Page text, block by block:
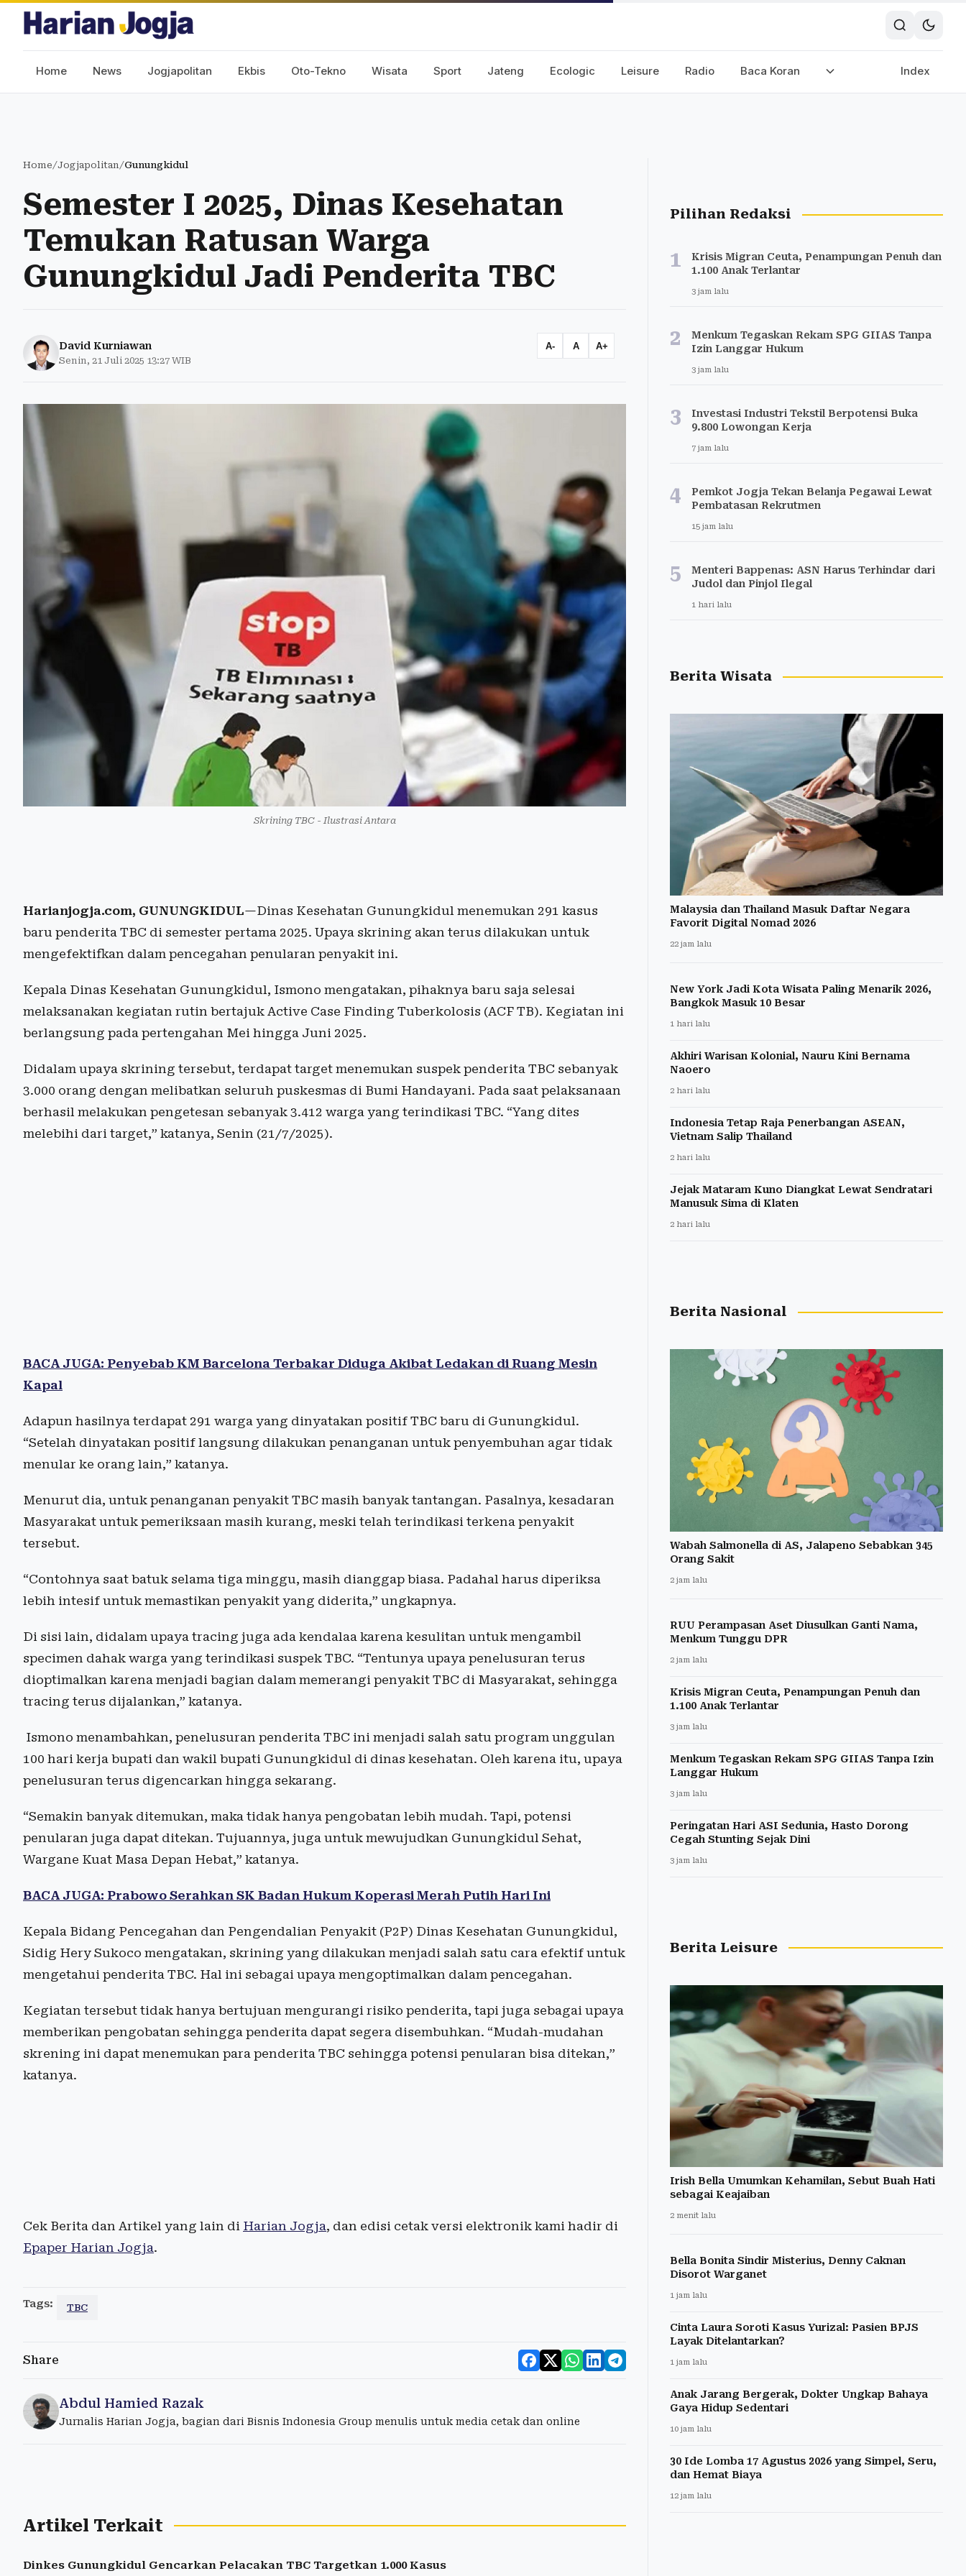
Home News Jogjapolitan Ekbis Oto-Tekno Wisata Sport Jateng Ecologic Leisure Radio Baca Koran Index
Home/Jogjapolitan/Gunungkidul
Semester I 2025, Dinas Kesehatan
Temukan Ratusan Warga
Gunungkidul Jadi Penderita TBC
David Kurniawan
Senin, 21 Juli 2025 13:27 WIB
A- A A+
Skrining TBC - Ilustrasi Antara
Harianjogja.com, GUNUNGKIDUL—Dinas Kesehatan Gunungkidul menemukan 291 kasus
baru penderita TBC di semester pertama 2025. Upaya skrining akan terus dilakukan untuk
mengefektifkan dalam pencegahan penularan penyakit ini.
Kepala Dinas Kesehatan Gunungkidul, Ismono mengatakan, pihaknya baru saja selesai
melaksanakan kegiatan rutin bertajuk Active Case Finding Tuberkolosis (ACF TB). Kegiatan ini
berlangsung pada pertengahan Mei hingga Juni 2025.
Didalam upaya skrining tersebut, terdapat target menemukan suspek penderita TBC sebanyak
3.000 orang dengan melibatkan seluruh puskesmas di Bumi Handayani. Pada saat pelaksanaan
berhasil melakukan pengetesan sebanyak 3.412 warga yang terindikasi TBC. “Yang dites
melebihi dari target,” katanya, Senin (21/7/2025).
BACA JUGA: Penyebab KM Barcelona Terbakar Diduga Akibat Ledakan di Ruang Mesin
Kapal
Adapun hasilnya terdapat 291 warga yang dinyatakan positif TBC baru di Gunungkidul.
“Setelah dinyatakan positif langsung dilakukan penanganan untuk penyembuhan agar tidak
menular ke orang lain,” katanya.
Menurut dia, untuk penanganan penyakit TBC masih banyak tantangan. Pasalnya, kesadaran
Masyarakat untuk pemeriksaan masih kurang, meski telah terindikasi terkena penyakit
tersebut.
“Contohnya saat batuk selama tiga minggu, masih dianggap biasa. Padahal harus diperiksa
lebih intesif untuk memastikan penyakit yang diderita,” ungkapnya.
Di sisi lain, didalam upaya tracing juga ada kendalaa karena kesulitan untuk mengambil
specimen dahak warga yang terindikasi suspek TBC. “Tentunya upaya penelusuran terus
dioptimalkan karena menjadi bagian dalam memerangi penyakit TBC di Masyarakat, sehingga
tracing terus dijalankan,” katanya.
Ismono menambahkan, penelusuran penderita TBC ini menjadi salah satu program unggulan
100 hari kerja bupati dan wakil bupati Gunungkidul di dinas kesehatan. Oleh karena itu, upaya
penelusuran terus digencarkan hingga sekarang.
“Semakin banyak ditemukan, maka tidak hanya pengobatan lebih mudah. Tapi, potensi
penularan juga dapat ditekan. Tujuannya, juga untuk mewujudkan Gunungkidul Sehat,
Wargane Kuat Masa Depan Hebat,” katanya.
BACA JUGA: Prabowo Serahkan SK Badan Hukum Koperasi Merah Putih Hari Ini
Kepala Bidang Pencegahan dan Pengendalian Penyakit (P2P) Dinas Kesehatan Gunungkidul,
Sidig Hery Sukoco mengatakan, skrining yang dilakukan menjadi salah satu cara efektif untuk
mengetahui penderita TBC. Hal ini sebagai upaya mengoptimalkan dalam pencegahan.
Kegiatan tersebut tidak hanya bertujuan mengurangi risiko penderita, tapi juga sebagai upaya
memberikan pengobatan sehingga penderita dapat segera disembuhkan. “Mudah-mudahan
skrening ini dapat menemukan para penderita TBC sehingga potensi penularan bisa ditekan,”
katanya.
Cek Berita dan Artikel yang lain di Harian Jogja, dan edisi cetak versi elektronik kami hadir di
Epaper Harian Jogja.
Tags: TBC
Share
Abdul Hamied Razak
Jurnalis Harian Jogja, bagian dari Bisnis Indonesia Group menulis untuk media cetak dan online
Artikel Terkait
Dinkes Gunungkidul Gencarkan Pelacakan TBC Targetkan 1.000 Kasus
Pilihan Redaksi
1
Krisis Migran Ceuta, Penampungan Penuh dan
1.100 Anak Terlantar
3 jam lalu
2
Menkum Tegaskan Rekam SPG GIIAS Tanpa
Izin Langgar Hukum
3 jam lalu
3
Investasi Industri Tekstil Berpotensi Buka
9.800 Lowongan Kerja
7 jam lalu
4
Pemkot Jogja Tekan Belanja Pegawai Lewat
Pembatasan Rekrutmen
15 jam lalu
5
Menteri Bappenas: ASN Harus Terhindar dari
Judol dan Pinjol Ilegal
1 hari lalu
Berita Wisata
Malaysia dan Thailand Masuk Daftar Negara
Favorit Digital Nomad 2026
22 jam lalu
New York Jadi Kota Wisata Paling Menarik 2026,
Bangkok Masuk 10 Besar
1 hari lalu
Akhiri Warisan Kolonial, Nauru Kini Bernama
Naoero
2 hari lalu
Indonesia Tetap Raja Penerbangan ASEAN,
Vietnam Salip Thailand
2 hari lalu
Jejak Mataram Kuno Diangkat Lewat Sendratari
Manusuk Sima di Klaten
2 hari lalu
Berita Nasional
Wabah Salmonella di AS, Jalapeno Sebabkan 345
Orang Sakit
2 jam lalu
RUU Perampasan Aset Diusulkan Ganti Nama,
Menkum Tunggu DPR
2 jam lalu
Krisis Migran Ceuta, Penampungan Penuh dan
1.100 Anak Terlantar
3 jam lalu
Menkum Tegaskan Rekam SPG GIIAS Tanpa Izin
Langgar Hukum
3 jam lalu
Peringatan Hari ASI Sedunia, Hasto Dorong
Cegah Stunting Sejak Dini
3 jam lalu
Berita Leisure
Irish Bella Umumkan Kehamilan, Sebut Buah Hati
sebagai Keajaiban
2 menit lalu
Bella Bonita Sindir Misterius, Denny Caknan
Disorot Warganet
1 jam lalu
Cinta Laura Soroti Kasus Yurizal: Pasien BPJS
Layak Ditelantarkan?
1 jam lalu
Anak Jarang Bergerak, Dokter Ungkap Bahaya
Gaya Hidup Sedentari
10 jam lalu
30 Ide Lomba 17 Agustus 2026 yang Simpel, Seru,
dan Hemat Biaya
12 jam lalu